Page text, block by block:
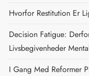
Hvorfor Restitution Er
Decision Fatigue:
Livsbegivenheder
I Gang Med Reformer